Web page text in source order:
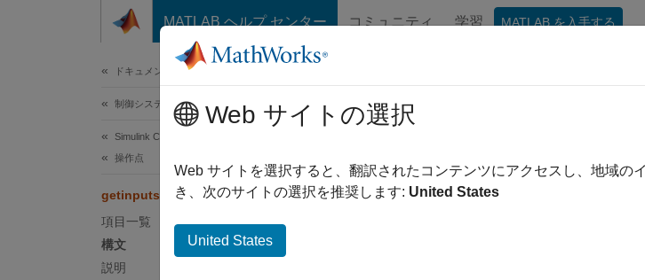
コンテンツへスキップ
MATLAB ヘルプ センター コミュニティ 学習 MATLAB を入手する
ドキュメンテーションのホーム
制御システム
Simulink Control Design
操作点
getinputstruct
項目一覧
構文
説明
getinputstruct
操作点からの入力値の取得
Web サイトの選択
Web サイトを選択すると、翻訳されたコンテンツにアクセスし、地域
き、次のサイトの選択を推奨します: United States
United States